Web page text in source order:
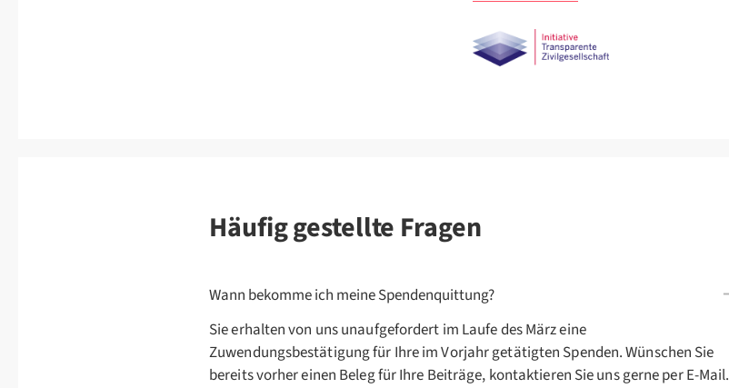
Häufig gestellte Fragen
Wann bekomme ich meine Spendenquittung?
Sie erhalten von uns unaufgefordert im Laufe des März eine
Zuwendungsbestätigung für Ihre im Vorjahr getätigten Spenden. Wünschen Sie
bereits vorher einen Beleg für Ihre Beiträge, kontaktieren Sie uns gerne per E-Mail.